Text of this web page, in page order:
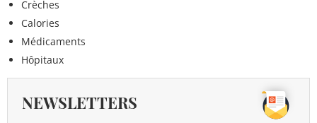
Crèches
Calories
Médicaments
Hôpitaux
NEWSLETTERS